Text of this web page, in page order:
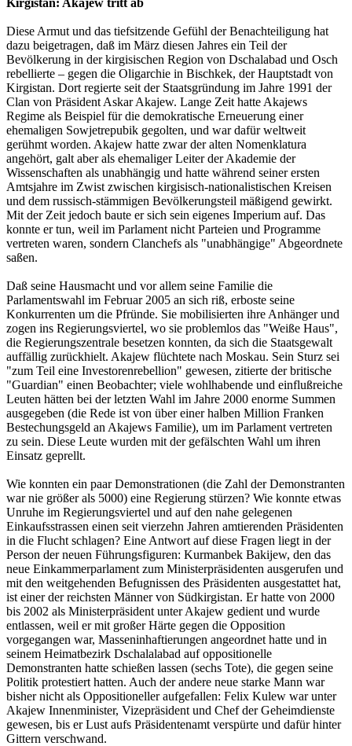
Diese Armut und das tiefsitzende Gefühl der Benachteiligung hat
dazu beigetragen, daß im März diesen Jahres ein Teil der
Bevölkerung in der kirgisischen Region von Dschalabad und Osch
rebellierte – gegen die Oligarchie in Bischkek, der Hauptstadt von
Kirgistan. Dort regierte seit der Staatsgründung im Jahre 1991 der
Clan von Präsident Askar Akajew. Lange Zeit hatte Akajews
Regime als Beispiel für die demokratische Erneuerung einer
ehemaligen Sowjetrepubik gegolten, und war dafür weltweit
gerühmt worden. Akajew hatte zwar der alten Nomenklatura
angehört, galt aber als ehemaliger Leiter der Akademie der
Wissenschaften als unabhängig und hatte während seiner ersten
Amtsjahre im Zwist zwischen kirgisisch-nationalistischen Kreisen
und dem russisch-stämmigen Bevölkerungsteil mäßigend gewirkt.
Mit der Zeit jedoch baute er sich sein eigenes Imperium auf. Das
konnte er tun, weil im Parlament nicht Parteien und Programme
vertreten waren, sondern Clanchefs als "unabhängige" Abgeordnete
saßen.
Daß seine Hausmacht und vor allem seine Familie die
Parlamentswahl im Februar 2005 an sich riß, erboste seine
Konkurrenten um die Pfründe. Sie mobilisierten ihre Anhänger und
zogen ins Regierungsviertel, wo sie problemlos das "Weiße Haus",
die Regierungszentrale besetzen konnten, da sich die Staatsgewalt
auffällig zurückhielt. Akajew flüchtete nach Moskau. Sein Sturz sei
"zum Teil eine Investorenrebellion" gewesen, zitierte der britische
"Guardian" einen Beobachter; viele wohlhabende und einflußreiche
Leuten hätten bei der letzten Wahl im Jahre 2000 enorme Summen
ausgegeben (die Rede ist von über einer halben Million Franken
Bestechungsgeld an Akajews Familie), um im Parlament vertreten
zu sein. Diese Leute wurden mit der gefälschten Wahl um ihren
Einsatz geprellt.
Wie konnten ein paar Demonstrationen (die Zahl der Demonstranten
war nie größer als 5000) eine Regierung stürzen? Wie konnte etwas
Unruhe im Regierungsviertel und auf den nahe gelegenen
Einkaufsstrassen einen seit vierzehn Jahren amtierenden Präsidenten
in die Flucht schlagen? Eine Antwort auf diese Fragen liegt in der
Person der neuen Führungsfiguren: Kurmanbek Bakijew, den das
neue Einkammerparlament zum Ministerpräsidenten ausgerufen und
mit den weitgehenden Befugnissen des Präsidenten ausgestattet hat,
ist einer der reichsten Männer von Südkirgistan. Er hatte von 2000
bis 2002 als Ministerpräsident unter Akajew gedient und wurde
entlassen, weil er mit großer Härte gegen die Opposition
vorgegangen war, Masseninhaftierungen angeordnet hatte und in
seinem Heimatbezirk Dschalalabad auf oppositionelle
Demonstranten hatte schießen lassen (sechs Tote), die gegen seine
Politik protestiert hatten. Auch der andere neue starke Mann war
bisher nicht als Oppositioneller aufgefallen: Felix Kulew war unter
Akajew Innenminister, Vizepräsident und Chef der Geheimdienste
gewesen, bis er Lust aufs Präsidentenamt verspürte und dafür hinter
Gittern verschwand.